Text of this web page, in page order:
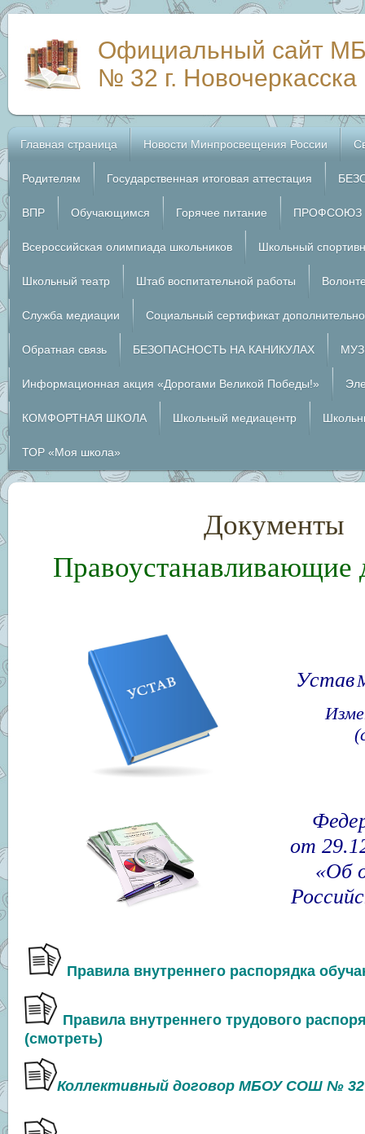
Официальный сайт
№ 32 г. Новочеркасска
Главная страница Новости Минпросвещения России
Родителям Государственная итоговая аттестация
ВПР Обучающимся Горячее питание ПРОФСОЮЗ
Всероссийская олимпиада школьников Школьный
Школьный театр Штаб воспитательной работы
Служба медиации Социальный сертификат
Обратная связь БЕЗОПАСНОСТЬ НА КАНИКУЛАХ
Информационная акция «Дорогами Великой Победы!»
КОМФОРТНАЯ ШКОЛА Школьный медиацентр
ТОР «Моя школа»
Документы
Правоустанавливающие
Устав
от
«Об
Правила внутреннего распорядка
Правила внутреннего трудового
(смотреть)
Коллективный договор МБОУ СОШ № 32